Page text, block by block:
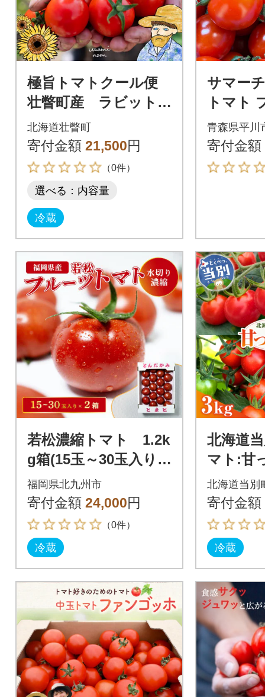
極旨トマトクール便
壮瞥町産 ラビット
ゴッホ4kg 中玉トマ
ト SBTAJ005
北海道壮瞥町
寄付金額 21,500円
（0件）
選べる：内容量
冷蔵
サマー
トマト
皮 フル
野菜【
青森県平川
寄付金額
若松濃縮トマト 1.2k
g箱(15玉～30玉入り)2
箱 計約2.4kg
福岡県北九州市
寄付金額 24,000円
（0件）
冷蔵
北海道
マト:甘
b36-005
北海道当別
寄付金額
冷蔵